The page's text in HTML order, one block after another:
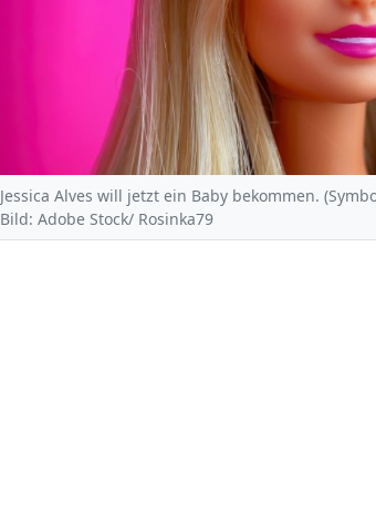
Jessica Alves will jetzt ein Baby bekommen.
Bild: Adobe Stock/ Rosinka79